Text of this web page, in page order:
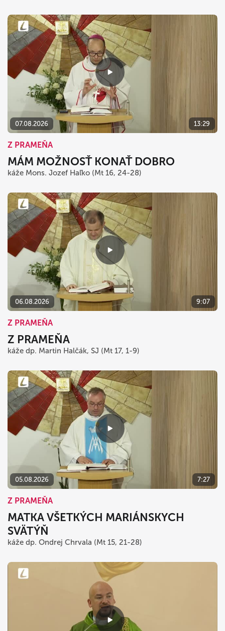
07.08.2026 13:29
Z PRAMEŇA
MÁM MOŽNOSŤ KONAŤ DOBRO
káže Mons. Jozef Haľko (Mt 16, 24-28)
06.08.2026 9:07
Z PRAMEŇA
Z PRAMEŇA
káže dp. Martin Halčák, SJ (Mt 17, 1-9)
05.08.2026 7:27
Z PRAMEŇA
MATKA VŠETKÝCH MARIÁNSKYCH
SVÄTÝŇ
káže dp. Ondrej Chrvala (Mt 15, 21-28)